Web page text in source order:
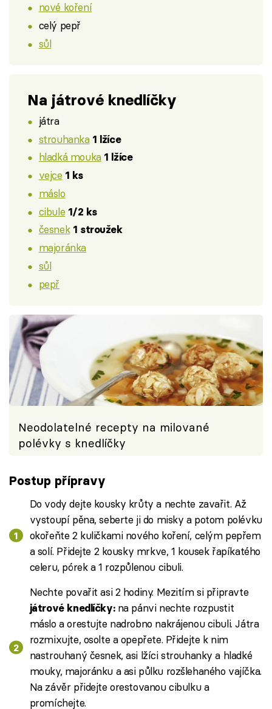
nové koření
celý pepř
sůl
Na játrové knedlíčky
játra
strouhanka 1 lžíce
hladká mouka 1 lžíce
vejce 1 ks
máslo
cibule 1/2 ks
česnek 1 stroužek
majoránka
sůl
pepř
Neodolatelné recepty na milované
polévky s knedlíčky
Postup přípravy
Do vody dejte kousky krůty a nechte zavařit. Až
vystoupí pěna, seberte ji do misky a potom polévku
okořeňte 2 kuličkami nového koření, celým pepřem
a solí. Přidejte 2 kousky mrkve, 1 kousek řapíkatého
celeru, pórek a 1 rozpůlenou cibuli.
Nechte povařit asi 2 hodiny. Mezitím si připravte
játrové knedlíčky:na pánvi nechte rozpustit
máslo a orestujte nadrobno nakrájenou cibuli. Játra
rozmixujte, osolte a opepřete. Přidejte k nim
nastrouhaný česnek, asi lžíci strouhanky a hladké
mouky, majoránku a asi půlku rozšlehaného vajíčka.
Na závěr přidejte orestovanou cibulku a
promíchejte.